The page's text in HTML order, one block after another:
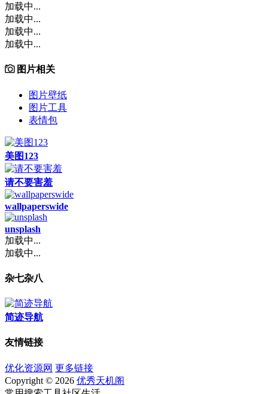
加载中...
加载中...
加载中...
加载中...
图片相关
图片壁纸
图片工具
表情包
美图123
请不要害羞
wallpaperswide
unsplash
加载中...
加载中...
杂七杂八
简迹导航
友情链接
优化资源网 更多链接
Copyright © 2026 优秀天机阁